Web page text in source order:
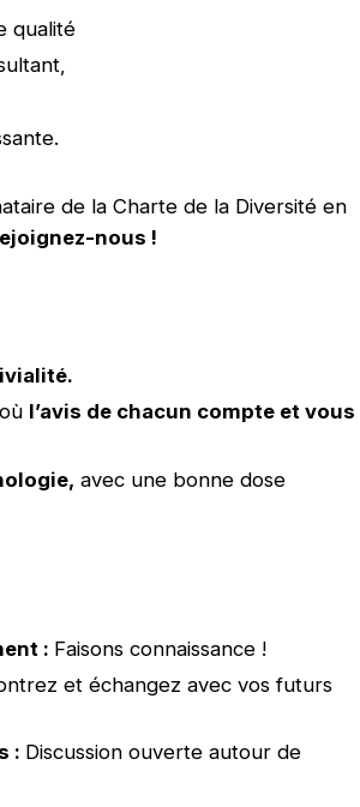
qualité
de la Charte de la Diversité en
nous !
l’avis de chacun compte et vous
avec une bonne dose
: Faisons connaissance !
et échangez avec vos futurs
: Discussion ouverte autour de